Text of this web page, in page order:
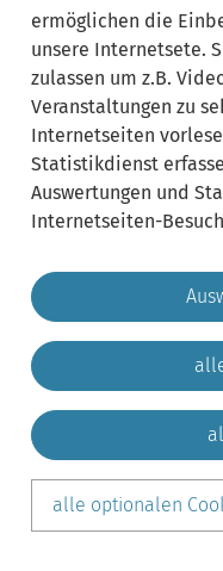
Gemeinde
ermöglichen die
unsere Internetsete.
zulassen um z.B.
Veranstaltungen zu
Internetseiten
Statistikdienst
Auswertungen und
Internetseiten-
alle optionalen